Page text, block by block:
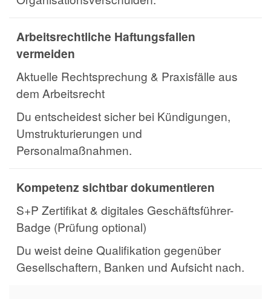
Arbeitsrechtliche Haftungsfallen
vermeiden
Aktuelle Rechtsprechung & Praxisfälle aus
dem Arbeitsrecht
Du entscheidest sicher bei Kündigungen,
Umstrukturierungen und
Personalmaßnahmen.
Kompetenz sichtbar dokumentieren
S+P Zertifikat & digitales Geschäftsführer-
Badge (Prüfung optional)
Du weist deine Qualifikation gegenüber
Gesellschaftern, Banken und Aufsicht nach.